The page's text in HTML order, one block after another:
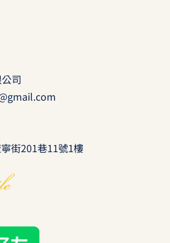
司
街201巷11號1樓